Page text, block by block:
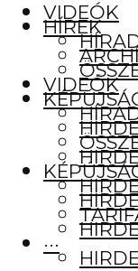
VIDEÓK
···
HÍREK
VIDEÓK